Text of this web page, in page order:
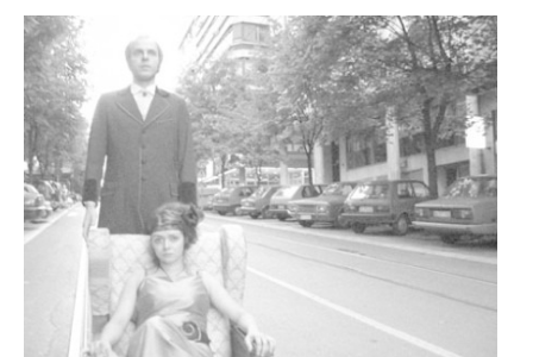
VIŠE OD TWITA
FOTO & ŽURNALIZAM
O MENI